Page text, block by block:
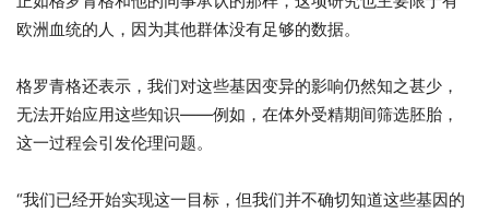
欧洲血统的人，因为其他群体没有足够的数据。
格罗青格还表示，我们对这些基因变异的影响仍然知之甚少，
无法开始应用这些知识——例如，在体外受精期间筛选胚胎，
这一过程会引发伦理问题。
“我们已经开始实现这一目标，但我们并不确切知道这些基因的